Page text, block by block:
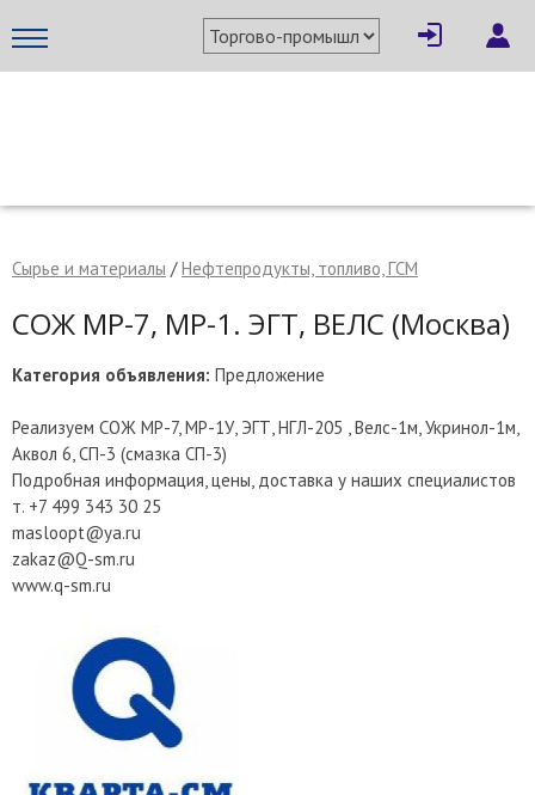
Сырье и материалы /Нефтепродукты, топливо, ГСМ
СОЖ МР-7, МР-1. ЭГТ, ВЕЛС (Москва)
Категория объявления: Предложение
Реализуем СОЖ МР-7, МР-1У, ЭГТ, НГЛ-205 , Велс-1м, Укринол-1м,
Аквол 6, СП-3 (смазка СП-3)
Подробная информация, цены, доставка у наших специалистов
т. +7 499 343 30 25
masloopt@ya.ru
zakaz@Q-sm.ru
www.q-sm.ru
× Написать поставщику
Отмена Отправить сообщение